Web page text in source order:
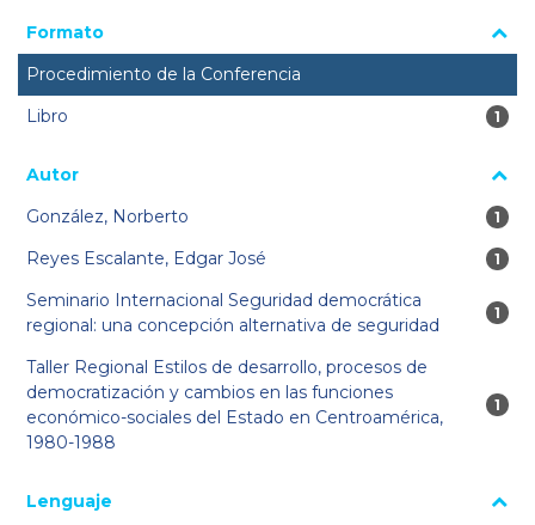
Formato
Procedimiento de la Conferencia
Libro
1
1
Autor
González, Norberto
1
1
Reyes Escalante, Edgar José 1
1
Seminario Internacional Seguridad democrática
regional: una concepción alternativa de seguridad
1
1
Taller Regional Estilos de desarrollo, procesos de
democratización y cambios en las funciones
económico-sociales del Estado en Centroamérica,
1980-1988
1
1
Lenguaje